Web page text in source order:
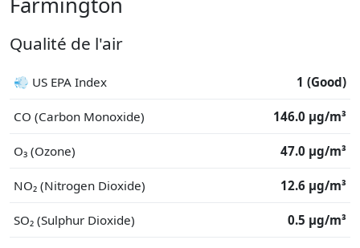
Qualité de l'air
💨 US EPA Index 1 (Good)
CO (Carbon Monoxide) 146.0 μg/m³
O₃ (Ozone) 47.0 μg/m³
NO₂ (Nitrogen Dioxide) 12.6 μg/m³
SO₂ (Sulphur Dioxide) 0.5 μg/m³